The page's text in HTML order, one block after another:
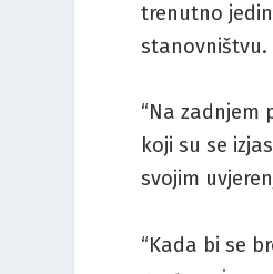
trenutno
stanovništvu.
“Na zadnjem
koji su se
svojim
“Kada bi se